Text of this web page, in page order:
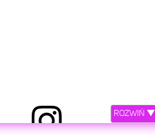
przez LEMISS (@lemissofficial)
ROZWIŃ ▼